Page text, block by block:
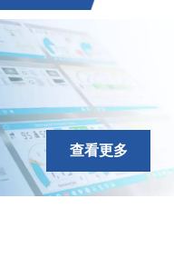
查看更多